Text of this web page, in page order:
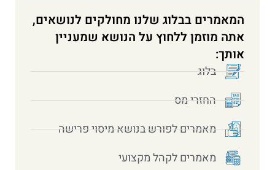
המאמרים בבלוג שלנו מחולקים לנושאים,
אתה מוזמן ללחוץ על הנושא שמעניין
אותך:
בלוג
החזרי מס
מאמרים לפורש בנושא מיסוי פרישה
מאמרים לקהל מקצועי